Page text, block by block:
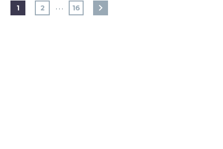
1 2 … 16